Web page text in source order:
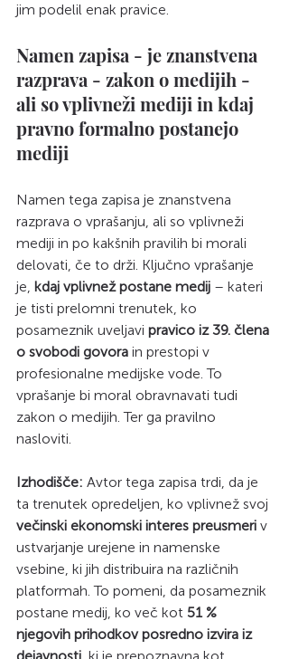
jim podelil enak pravice.
Namen zapisa - je znanstvena
razprava - zakon o medijih -
ali so vplivneži mediji in kdaj
pravno formalno postanejo
mediji
Namen tega zapisa je znanstvena
razprava o vprašanju, ali so vplivneži
mediji in po kakšnih pravilih bi morali
delovati, če to drži. Ključno vprašanje
je, kdaj vplivnež postane medij – kateri
je tisti prelomni trenutek, ko
posameznik uveljavi pravico iz 39. člena
o svobodi govora in prestopi v
profesionalne medijske vode. To
vprašanje bi moral obravnavati tudi
zakon o medijih. Ter ga pravilno
nasloviti.
Izhodišče: Avtor tega zapisa trdi, da je
ta trenutek opredeljen, ko vplivnež svoj
večinski ekonomski interes preusmeri v
ustvarjanje urejene in namenske
vsebine, ki jih distribuira na različnih
platformah. To pomeni, da posameznik
postane medij, ko več kot 51 %
njegovih prihodkov posredno izvira iz